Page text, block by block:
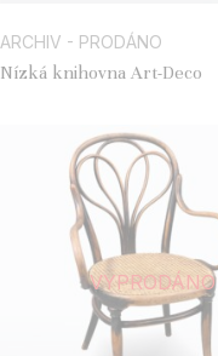
ARCHIV - PRODÁNO
Nízká knihovna Art-Deco
VYPRODÁNO